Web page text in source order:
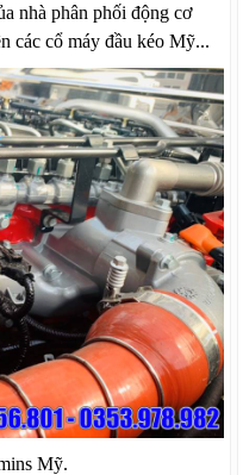
nhà phân phối động cơ
các cổ máy đầu kéo Mỹ...
Mỹ.